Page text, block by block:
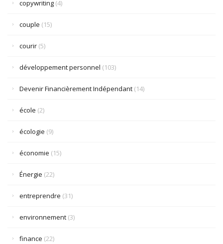
copywriting (4)
couple (15)
courir (5)
développement personnel (103)
Devenir Financièrement Indépendant (14)
école (2)
écologie (9)
économie (15)
Énergie (22)
entreprendre (31)
environnement (3)
finance (22)